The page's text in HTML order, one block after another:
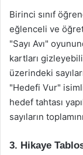
Birinci sınıf
eğlenceli ve
"Sayı Avı"
kartları
üzerindeki
"Hedefi Vur" isimli
hedef tahtası
sayıların
3. Hikaye